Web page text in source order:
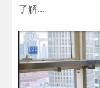
了解...